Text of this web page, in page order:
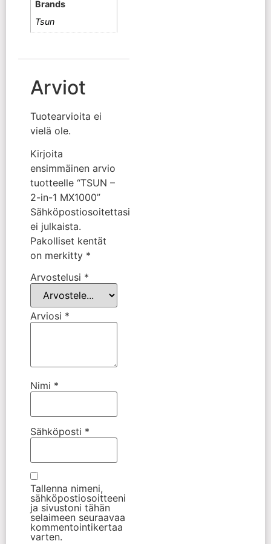
Brands
Tsun
Arviot
Tuotearvioita ei
vielä ole.
Kirjoita
ensimmäinen arvio
tuotteelle “TSUN –
2-in-1 MX1000”
Sähköpostiosoitettasi
ei julkaista.
Pakolliset kentät
on merkitty *
Arvostelusi *
Arviosi *
Nimi *
Sähköposti *
Tallenna nimeni,
sähköpostiosoitteeni
ja sivustoni tähän
selaimeen seuraavaa
kommentointikertaa
varten.